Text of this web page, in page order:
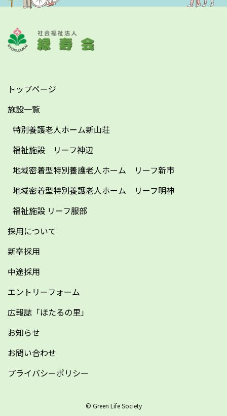
トップページ
施設一覧
特別養護老人ホーム新山荘
福祉施設 リーフ神辺
地域密着型特別養護老人ホーム リーフ新市
地域密着型特別養護老人ホーム リーフ明神
福祉施設 リーフ服部
採用について
新卒採用
中途採用
エントリーフォーム
広報誌「ほたるの里」
お知らせ
お問い合わせ
プライバシーポリシー
© Green Life Society